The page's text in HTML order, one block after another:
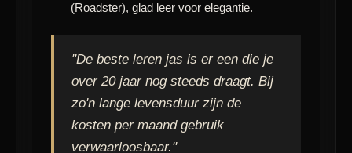
(Roadster), glad leer voor elegantie.
"De beste leren jas is er een die je
over 20 jaar nog steeds draagt. Bij
zo'n lange levensduur zijn de
kosten per maand gebruik
verwaarloosbaar."